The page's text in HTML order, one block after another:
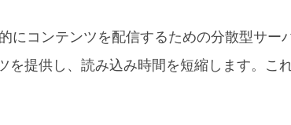
コンテンツを配信するための分散型サー
提供し、読み込み時間を短縮します。こ